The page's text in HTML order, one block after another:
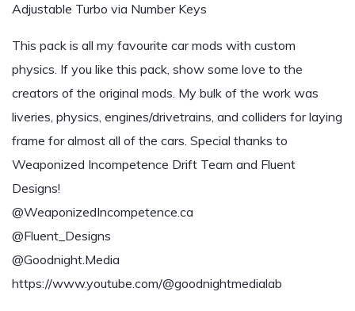
Adjustable Turbo via Number Keys
This pack is all my favourite car mods with custom
physics. If you like this pack, show some love to the
creators of the original mods. My bulk of the work was
liveries, physics, engines/drivetrains, and colliders for laying
frame for almost all of the cars. Special thanks to
Weaponized Incompetence Drift Team and Fluent
Designs!
@WeaponizedIncompetence.ca
@Fluent_Designs
@Goodnight.Media
https://www.youtube.com/@goodnightmedialab